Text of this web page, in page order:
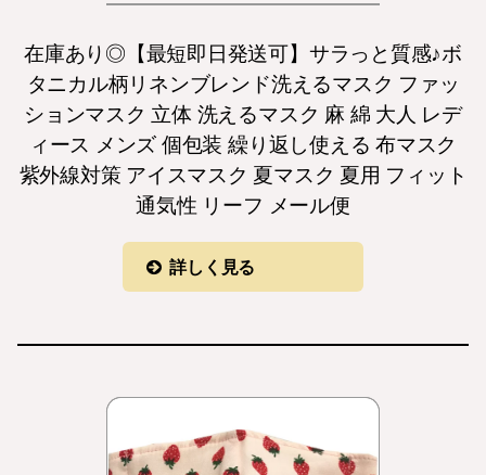
在庫あり◎【最短即日発送可】サラっと質感♪ボ
タニカル柄リネンブレンド洗えるマスク ファッ
ションマスク 立体 洗えるマスク 麻 綿 大人 レデ
ィース メンズ 個包装 繰り返し使える 布マスク
紫外線対策 アイスマスク 夏マスク 夏用 フィット
通気性 リーフ メール便
詳しく見る